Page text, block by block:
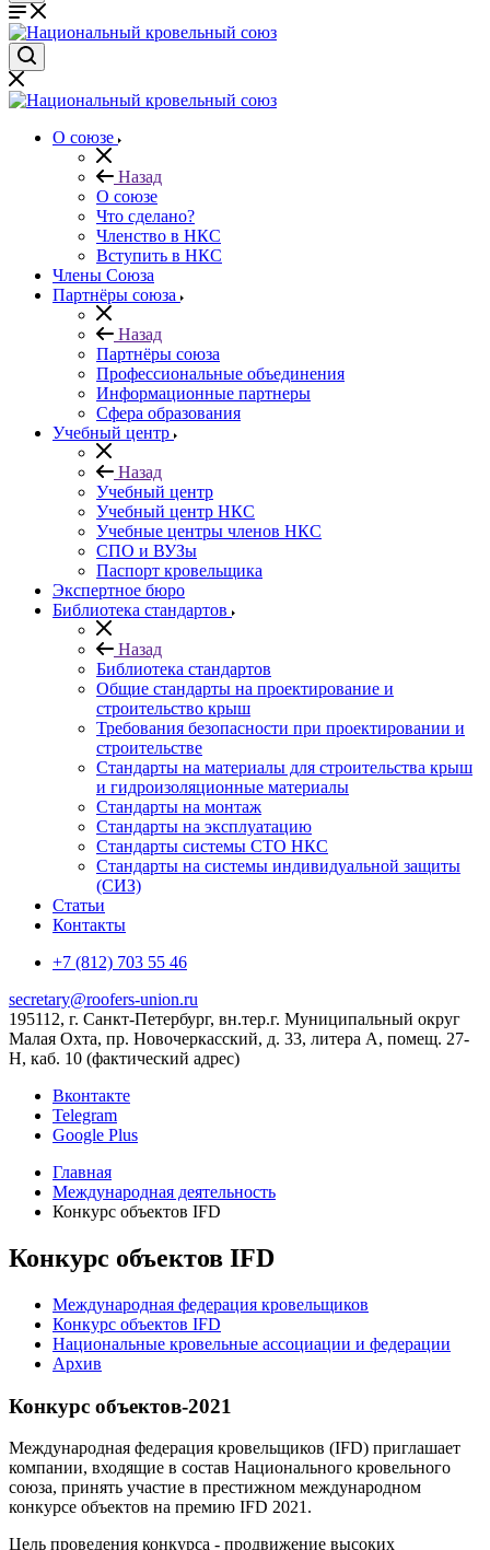
О союзе
Назад
О союзе
Что сделано?
Членство в НКС
Вступить в НКС
Члены Союза
Партнёры союза
Назад
Партнёры союза
Профессиональные объединения
Информационные партнеры
Сфера образования
Учебный центр
Назад
Учебный центр
Учебный центр НКС
Учебные центры членов НКС
СПО и ВУЗы
Паспорт кровельщика
Экспертное бюро
Библиотека стандартов
Назад
Библиотека стандартов
Общие стандарты на проектирование и
строительство крыш
Требования безопасности при проектировании и
строительстве
Стандарты на материалы для строительства крыш
и гидроизоляционные материалы
Стандарты на монтаж
Стандарты на эксплуатацию
Стандарты системы СТО НКС
Стандарты на системы индивидуальной защиты
(СИЗ)
Статьи
Контакты
+7 (812) 703 55 46
secretary@roofers-union.ru
195112, г. Санкт-Петербург, вн.тер.г. Муниципальный округ
Малая Охта, пр. Новочеркасский, д. 33, литера А, помещ. 27-
Н, каб. 10 (фактический адрес)
Вконтакте
Telegram
Google Plus
Главная
Международная деятельность
Конкурс объектов IFD
Конкурс объектов IFD
Международная федерация кровельщиков
Конкурс объектов IFD
Национальные кровельные ассоциации и федерации
Архив
Конкурс объектов-2021
Международная федерация кровельщиков (IFD) приглашает
компании, входящие в состав Национального кровельного
союза, принять участие в престижном международном
конкурсе объектов на премию IFD 2021.
Цель проведения конкурса - продвижение высоких